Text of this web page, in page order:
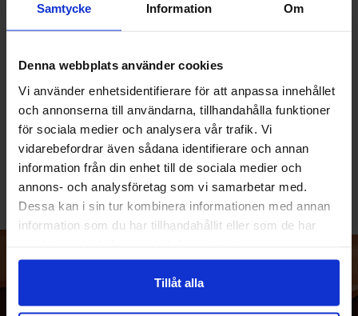
Samtycke Information Om
Denna webbplats använder cookies
Vi använder enhetsidentifierare för att anpassa innehållet
och annonserna till användarna, tillhandahålla funktioner
för sociala medier och analysera vår trafik. Vi
vidarebefordrar även sådana identifierare och annan
information från din enhet till de sociala medier och
annons- och analysföretag som vi samarbetar med.
Dessa kan i sin tur kombinera informationen med annan
information som du har tillhandahållit eller som de har
Tillåt alla
OBS! Denna produkt går bara att handla
Ingår följande produkter